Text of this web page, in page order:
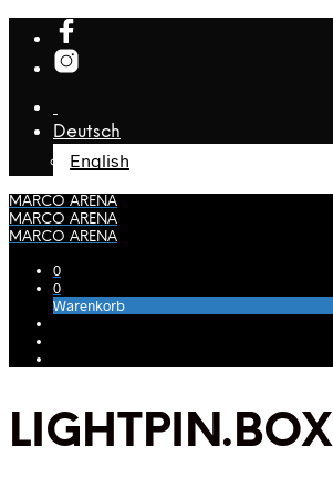
Deutsch
English
MARCO ARENA
MARCO ARENA
MARCO ARENA
0
0
Warenkorb
LIGHTPIN.BOX